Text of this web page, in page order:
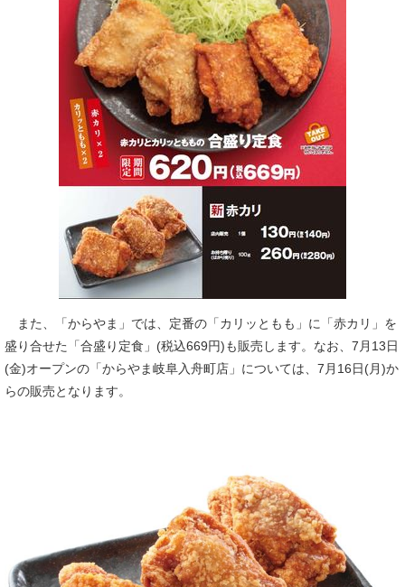
また、「からやま」では、定番の「カリッともも」に「赤カリ」を
盛り合せた「合盛り定食」(税込669円)も販売します。なお、7月13日
(金)オープンの「からやま岐阜入舟町店」については、7月16日(月)か
らの販売となります。